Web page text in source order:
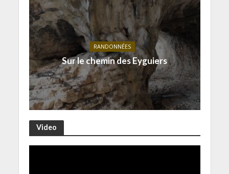
RANDONNÉES
Sur le chemin des Eyguiers
Video